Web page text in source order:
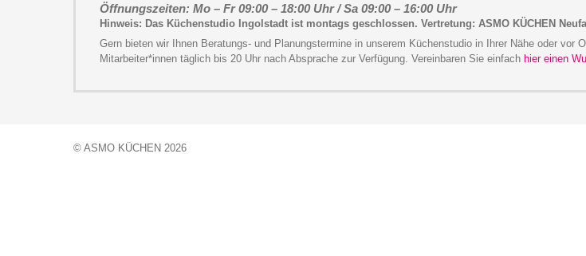
Öffnungszeiten: Mo – Fr 09:00 – 18:00 Uhr / Sa 09:00 – 16:00 Uhr
Hinweis: Das Küchenstudio Ingolstadt ist montags geschlossen. Vertretung: ASMO KÜCHEN
Gern bieten wir Ihnen Beratungs- und Planungstermine in unserem Küchenstudio in Ihrer Nähe oder
Mitarbeiter*innen täglich bis 20 Uhr nach Absprache zur Verfügung. Vereinbaren Sie einfach hier einen
© ASMO KÜCHEN 2026